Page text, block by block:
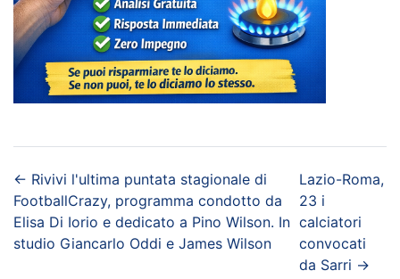
← Rivivi l'ultima puntata stagionale di
FootballCrazy, programma condotto da
Elisa Di Iorio e dedicato a Pino Wilson. In
studio Giancarlo Oddi e James Wilson
Lazio-Roma,
23 i
calciatori
convocati
da Sarri →